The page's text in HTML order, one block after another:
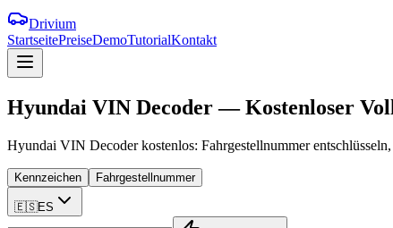
Drivium
StartseitePreiseDemoTutorialKontakt
Hyundai VIN Decoder—Kostenloser
Hyundai VIN Decoder kostenlos: Fahrgestellnummer
Kennzeichen Fahrgestellnummer
🇪🇸ES